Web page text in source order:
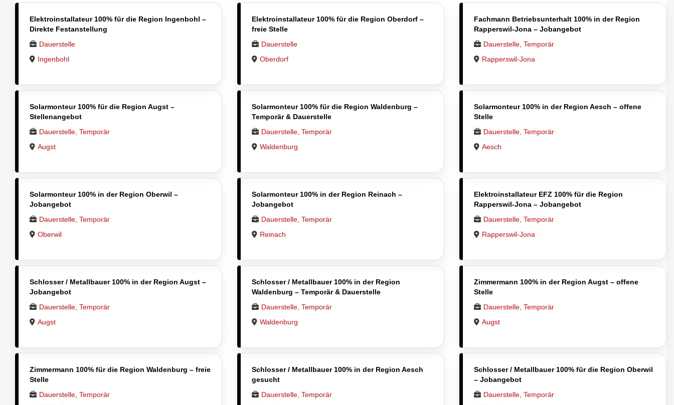
Elektroinstallateur 100% für die Region Ingenbohl –
Direkte Festanstellung
Dauerstelle
Ingenbohl
Elektroinstallateur 100% für die Region Oberdorf –
freie Stelle
Dauerstelle
Oberdorf
Fachmann Betriebsunterhalt 100% in der Region
Rapperswil-Jona – Jobangebot
Dauerstelle, Temporär
Rapperswil-Jona
Solarmonteur 100% für die Region Augst –
Stellenangebot
Dauerstelle, Temporär
Augst
Solarmonteur 100% für die Region Waldenburg –
Temporär & Dauerstelle
Dauerstelle, Temporär
Waldenburg
Solarmonteur 100% in der Region Aesch – offene
Stelle
Dauerstelle, Temporär
Aesch
Solarmonteur 100% in der Region Oberwil –
Jobangebot
Dauerstelle, Temporär
Oberwil
Solarmonteur 100% in der Region Reinach –
Jobangebot
Dauerstelle, Temporär
Reinach
Elektroinstallateur EFZ 100% für die Region
Rapperswil-Jona – Jobangebot
Dauerstelle, Temporär
Rapperswil-Jona
Schlosser / Metallbauer 100% in der Region Augst –
Jobangebot
Dauerstelle, Temporär
Augst
Schlosser / Metallbauer 100% in der Region
Waldenburg – Temporär & Dauerstelle
Dauerstelle, Temporär
Waldenburg
Zimmermann 100% in der Region Augst – offene
Stelle
Dauerstelle, Temporär
Augst
Zimmermann 100% für die Region Waldenburg – freie
Stelle
Dauerstelle, Temporär
Schlosser / Metallbauer 100% in der Region Aesch
gesucht
Dauerstelle, Temporär
Schlosser / Metallbauer 100% für die Region Oberwil
– Jobangebot
Dauerstelle, Temporär